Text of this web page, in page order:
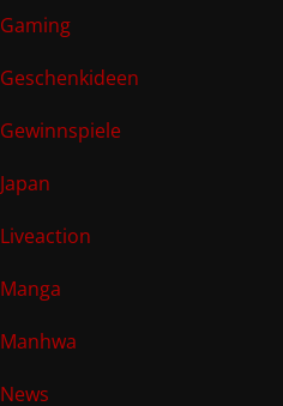
Gaming
Geschenkideen
Gewinnspiele
Japan
Liveaction
Manga
Manhwa
News